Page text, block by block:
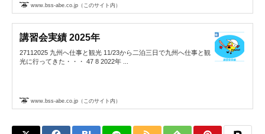
www.bss-abe.co.jp（このサイト内）
講習会実績 2025年
27112025 九州へ仕事と観光 11/23から二泊三日で九州へ仕事と観
光に行ってきた・・・ 47 8 2022年 ...
www.bss-abe.co.jp（このサイト内）